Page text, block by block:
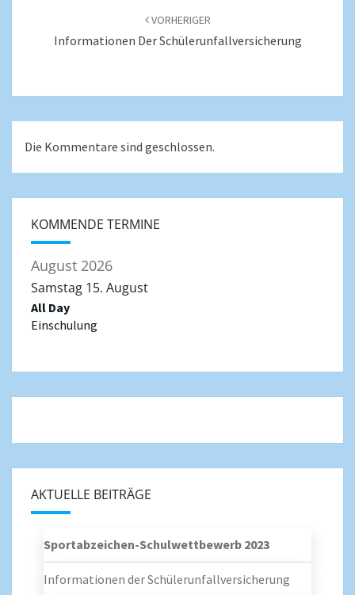
VORHERIGER
Informationen Der Schülerunfallversicherung
Die Kommentare sind geschlossen.
KOMMENDE TERMINE
August 2026
Samstag 15. August
All Day
Einschulung
AKTUELLE BEITRÄGE
Sportabzeichen-Schulwettbewerb 2023
Informationen der Schülerunfallversicherung